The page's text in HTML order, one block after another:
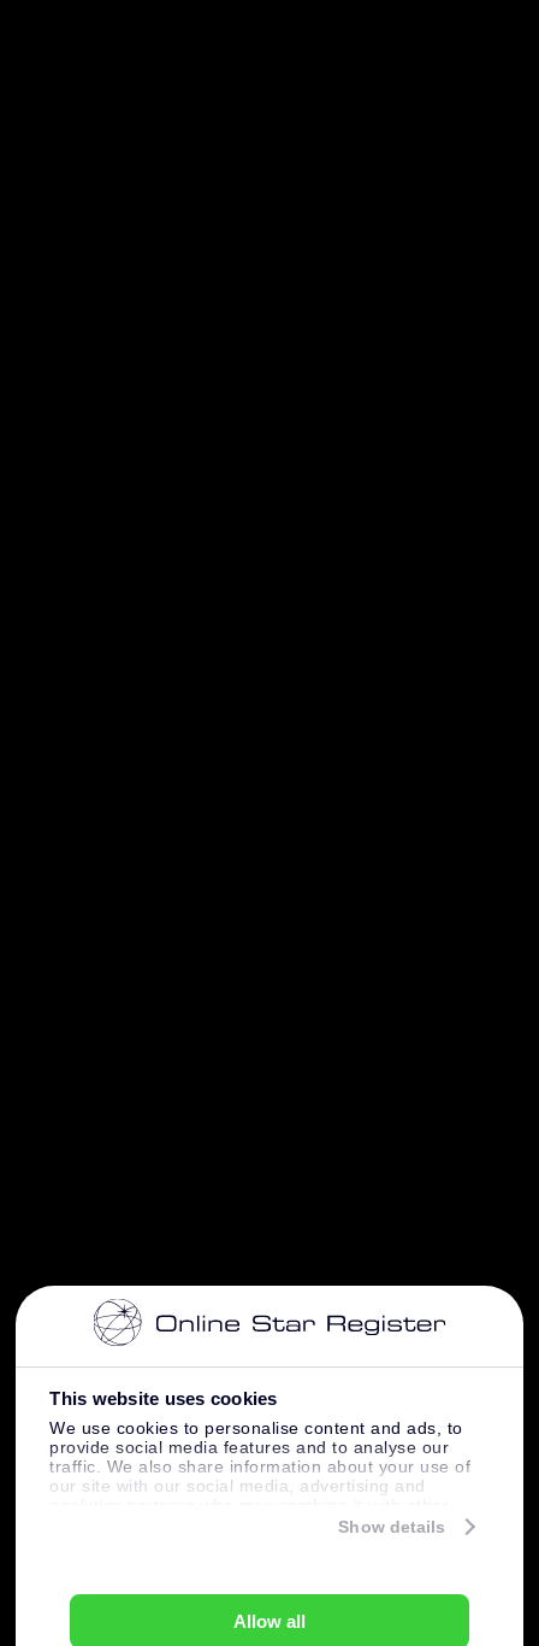
This website uses cookies
We use cookies to personalise content and ads, to
provide social media features and to analyse our
traffic. We also share information about your use of
our site with our social media, advertising and
information that you’ve provided to them or that
Show details
Allow all